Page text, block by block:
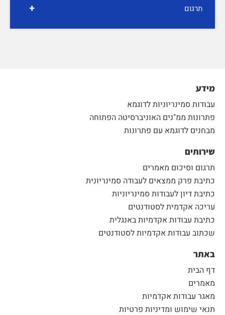
+ תרגום
מידע
עבודות סמינריוניות לדוגמא
פתרונות ממ"נים האוניברסיטה הפתוחה
מבחנים לדוגמא עם פתרונות
שירותים
תרגום וסיכום מאמרים
כתיבת פרק ממצאים לעבודה סמינריונית
כתיבת דיון לעבודות סמינריוניות
עריכה אקדמית לסטודנטים
כתיבת עבודות אקדמיות באנגלית
שכתוב עבודות אקדמיות לסטודנטים
באתר
דף הבית
מאמרים
מאגר עבודות אקדמיות
תנאי שימוש ומדיניות פרטיות